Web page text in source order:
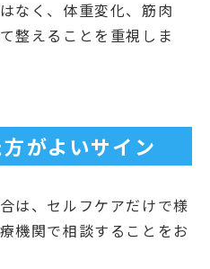
なく、体重変化、筋肉
整えることを重視しま
がよいサイン
は、セルフケアだけで様
機関で相談することをお